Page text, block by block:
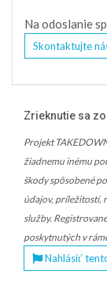
Na odoslanie
Skontaktujte
Zrieknutie sa
Projekt
žiadnemu inému
škody spôsobené
údajov, príležitostí,
služby.
poskytnutých v
Nahlásiť